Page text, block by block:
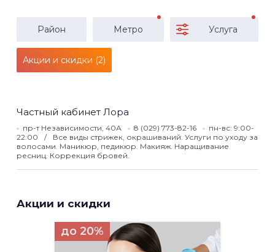
Район Метро Услуга
Акции и скидки (2)
Частный кабинет Лора
пр-т Независимости, 40А 8 (029) 773-82-16
пн-вс: 9:00-
22:00
Все виды стрижек, окрашиваний. Услуги по уходу за
волосами. Маникюр, педикюр. Макияж. Наращивание
ресниц. Коррекция бровей.
Акции и скидки
до 20%